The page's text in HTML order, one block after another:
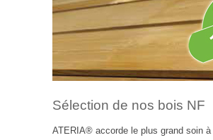
Sélection de nos bois NF
ATERIA® accorde le plus grand soin